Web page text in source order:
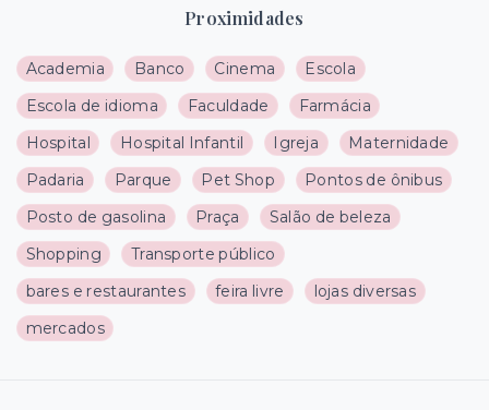
Proximidades
Academia Banco Cinema
Escola
Escola de idioma
Faculdade
Farmácia
Hospital
Hospital Infantil Igreja
Maternidade
Padaria
Parque Pet Shop
Pontos de ônibus
Posto de gasolina
Praça
Salão de beleza
Shopping
Transporte público
bares e restaurantes
feira livre
lojas diversas
mercados